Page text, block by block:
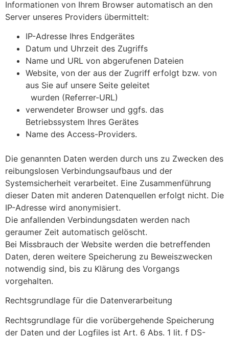
Informationen von Ihrem Browser automatisch an den
Server unseres Providers übermittelt:
IP-Adresse Ihres Endgerätes
Datum und Uhrzeit des Zugriffs
Name und URL von abgerufenen Dateien
Website, von der aus der Zugriff erfolgt bzw. von
aus Sie auf unsere Seite geleitet
wurden (Referrer-URL)
verwendeter Browser und ggfs. das
Betriebssystem Ihres Gerätes
Name des Access-Providers.
Die genannten Daten werden durch uns zu Zwecken des
reibungslosen Verbindungsaufbaus und der
Systemsicherheit verarbeitet. Eine Zusammenführung
dieser Daten mit anderen Datenquellen erfolgt nicht. Die
IP-Adresse wird anonymisiert.
Die anfallenden Verbindungsdaten werden nach
geraumer Zeit automatisch gelöscht.
Bei Missbrauch der Website werden die betreffenden
Daten, deren weitere Speicherung zu Beweiszwecken
notwendig sind, bis zu Klärung des Vorgangs
vorgehalten.
Rechtsgrundlage für die Datenverarbeitung
Rechtsgrundlage für die vorübergehende Speicherung
der Daten und der Logfiles ist Art. 6 Abs. 1 lit. f DS-